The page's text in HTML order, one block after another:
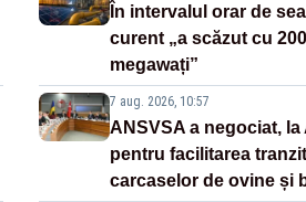
În intervalul orar de
curent „a scăzut cu
megawați”
7 aug. 2026, 10:57
ANSVSA a negociat, la
pentru facilitarea
carcaselor de ovine și